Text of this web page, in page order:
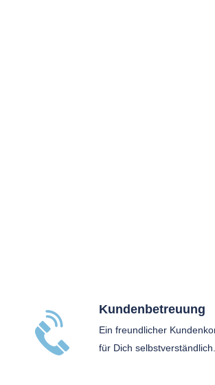
Kundenbetreuung
Ein freundlicher
für Dich selbstverständlich.